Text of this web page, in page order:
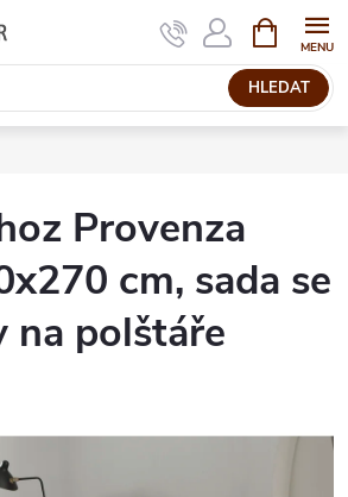
HLEDAT
NÁKUPNÍ
KOŠÍK
Provenza
cm, sada se
na polštáře